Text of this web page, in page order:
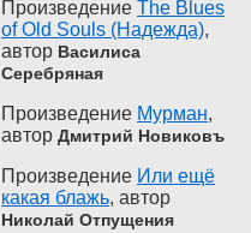
Произведение The Blues
of Old Souls (Надежда),
автор Василиса
Серебряная
Произведение Мурман,
автор Дмитрий Новиковъ
Произведение Или ещё
какая блажь, автор
Николай Отпущения